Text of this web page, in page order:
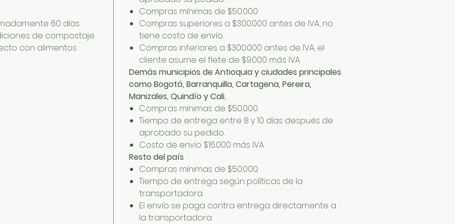
60 días
de compostaje
con alimentos
Compras mínimas de $50.000
Compras superiores a $300.000 antes de IVA, no
tiene costo de envío.
Compras inferiores a $300.000 antes de IVA, el
cliente asume el flete de $9.000 más IVA
Demás municipios de Antioquia y ciudades principales
como Bogotá, Barranquilla, Cartagena, Pereira,
Manizales, Quindío y Cali.
Compras mínimas de $50.000.
Tiempo de entrega entre 8 y 10 días después de
aprobado su pedido.
Costo de envío $16.000 más IVA.
Resto del país
Compras mínimas de $50.000.
Tiempo de entrega según políticas de la
transportadora.
El envío se paga contra entrega directamente a
la transportadora.